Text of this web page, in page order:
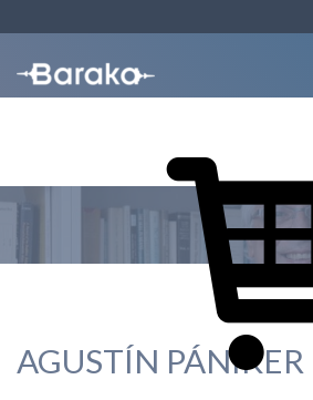
GACETA
AGUSTÍN PÁNIKER